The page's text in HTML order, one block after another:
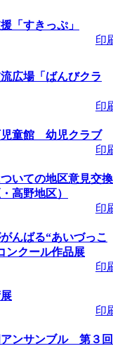
」」 受
史ウオ
：～
車体
」」 受
る塾
～
車体
」
「すきっぷ」
印
広場「ばんびクラ
印
児童館 幼児クラブ
印
いての地区意見交換
高野地区）
印
んばる“あいづっこ
ンクール作品展
印
印
ンサンブル 第３回